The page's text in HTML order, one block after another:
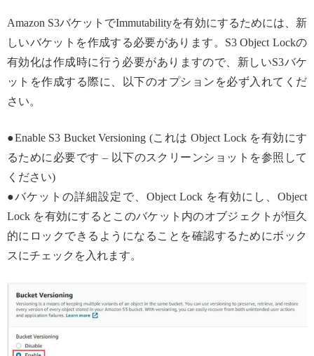
Amazon S3バケットでImmutabilityを有効にするためには、新
しいバケットを作成する必要があります。S3 Object Lockの
有効化は作成時に行う必要がありますので、新しいS3バケ
ットを作成する際に、以下のオプションを必ず入れてくだ
さい。
●Enable S3 Bucket Versioning (これは Object Lock を有効にす
るために必要です – 以下のスクリーンショットを参照して
ください)
●バケットの詳細設定で、Object Lock を有効にし、Object
Lock を有効にするとこのバケット内のオブジェクトが恒久
的にロックできるようになることを確認するためにボック
スにチェックを入れます。